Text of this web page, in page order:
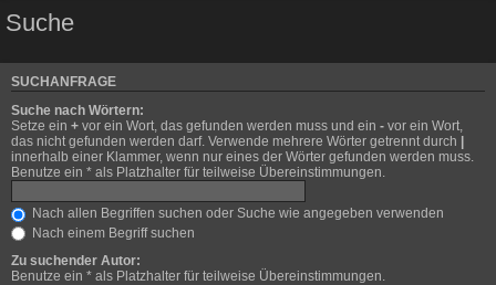
Suche
SUCHANFRAGE
Suche nach Wörtern:
Setze ein + vor ein Wort, das gefunden werden muss und ein - vor ein Wort,
das nicht gefunden werden darf. Verwende mehrere Wörter getrennt durch
innerhalb einer Klammer, wenn nur eines der Wörter gefunden werden muss.
Benutze ein * als Platzhalter für teilweise Übereinstimmungen.
Nach allen Begriffen suchen oder Suche wie angegeben verwenden
Nach einem Begriff suchen
Zu suchender Autor:
Benutze ein * als Platzhalter für teilweise Übereinstimmungen.